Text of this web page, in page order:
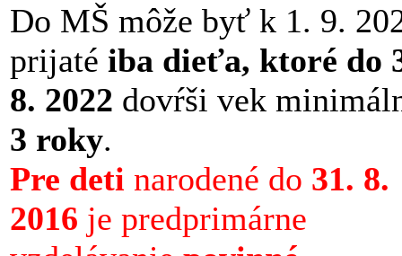
Do MŠ môže byť k 1. 9.
prijaté iba dieťa, ktoré do
8. 2022 dovŕši vek
3 roky.
Pre deti narodené do 31. 8.
2016 je predprimárne